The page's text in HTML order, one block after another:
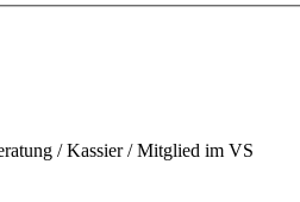
/ Kassier / Mitglied im VS